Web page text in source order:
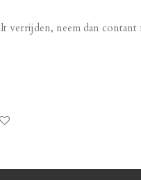
verrijden, neem dan